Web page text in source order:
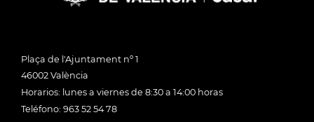
Plaça de l'Ajuntament nº 1
46002 València
Horarios: lunes a viernes de 8:30 a 14:00 horas
Teléfono: 963 52 54 78